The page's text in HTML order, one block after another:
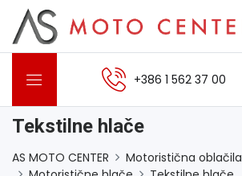
+386 1 562 37 00
Tekstilne hlače
AS MOTO CENTER
Motoristična oblačila